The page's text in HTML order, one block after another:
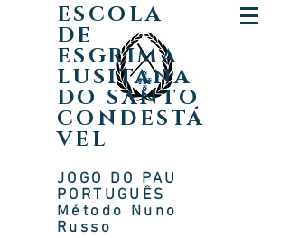
ESCOLA
DE
ESGRIMA
LUSITANA
DO SANTO
CONDESTÁ
VEL
JOGO DO PAU
PORTUGUÊS
Método Nuno
Russ o